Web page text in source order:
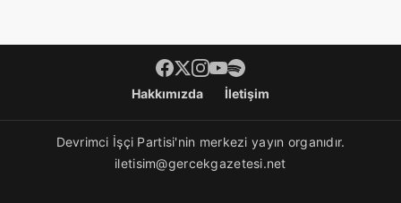
Footer menüHakkımızda İletişim
Devrimci İşçi Partisi'nin merkezi yayın organıdır.
iletisim@gercekgazetesi.net